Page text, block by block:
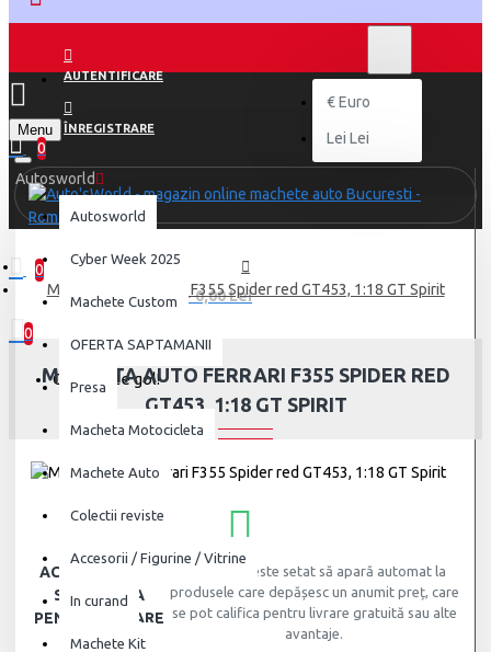
AUTENTIFICARE
ÎNREGISTRARE
€Euro
Lei Lei
Menu
0
0
0 produs(e) - 0,00 Lei
0
Coșul este gol!
Autosworld
Autosworld
Cyber Week 2025
Machete Custom
OFERTA SAPTAMANII
Presa
Macheta Motocicleta
Machete Auto
Colectii reviste
Accesorii / Figurine / Vitrine
In curand
Machete Kit
Macheta auto Ferrari F355 Spider red GT453, 1:18 GT Spirit
MACHETA AUTO FERRARI F355 SPIDER RED
GT453, 1:18 GT SPIRIT
ACEST PRODUS
SE CALIFICA
PENTRU LIVRARE
GRATUITA
Acest bloc este setat să apară automat la
produsele care depășesc un anumit preț, care
se pot califica pentru livrare gratuită sau alte
avantaje.